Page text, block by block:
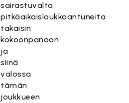
sairastuvalta
pitkäaikaisloukkaantuneita
takaisin
kokoonpanoon
ja
siinä
valossa
tämän
joukkueen